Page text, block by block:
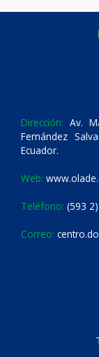
Dirección: Av.
Fernández
Ecuador.
Web:
Teléfono: (593
Correo: